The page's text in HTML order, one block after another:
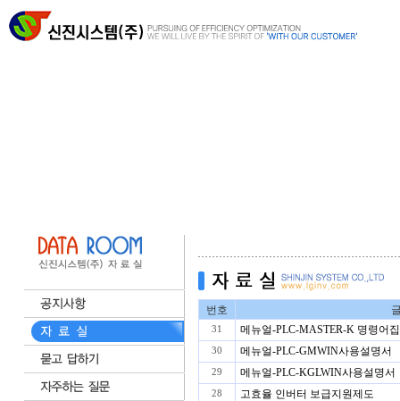
번호
31 메뉴얼-PLC-MASTER-K 명령어집
30 메뉴얼-PLC-GMWIN사용설명서
29 메뉴얼-PLC-KGLWIN사용설명서
28 고효율 인버터 보급지원제도